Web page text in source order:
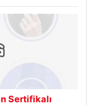
Sertifikalı